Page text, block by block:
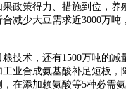
政策得力、措施到位，养
合减少大豆需求近3000万吨
技术，还有1500万吨的减
业合成氨基酸补足短板，
在添加赖氨酸等5种必需